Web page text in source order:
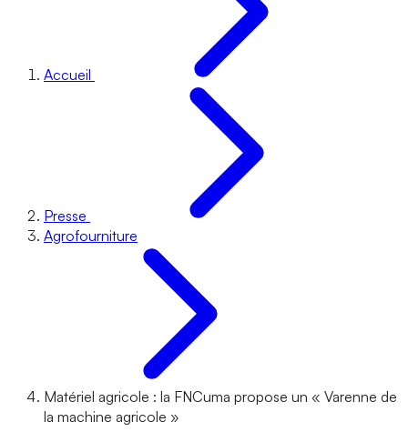
Accueil
Presse
Agrofourniture
Matériel agricole : la FNCuma propose un « Varenne de
la machine agricole »